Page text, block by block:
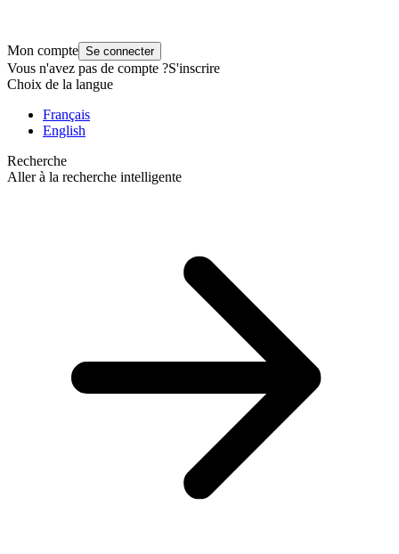
Mon compte Se connecter
Vous n'avez pas de compte ?S'inscrire
Choix de la langue
Français
English
Recherche
Aller à la recherche intelligente